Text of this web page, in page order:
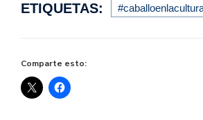
ETIQUETAS:
Comparte esto: